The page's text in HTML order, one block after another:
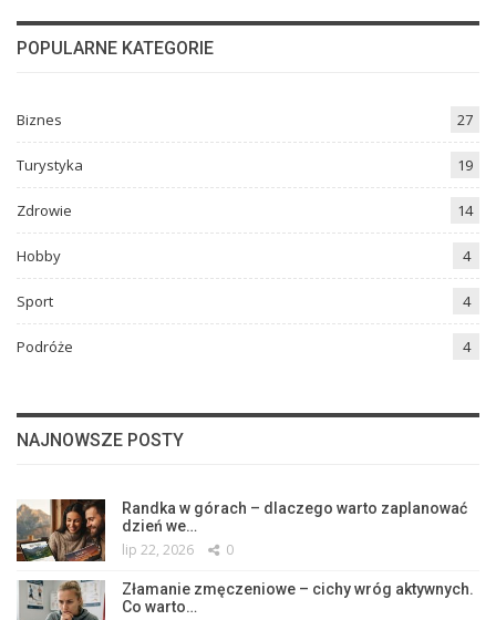
POPULARNE KATEGORIE
Biznes 27
Turystyka 19
Zdrowie 14
Hobby 4
Sport 4
Podróże 4
NAJNOWSZE POSTY
Randka w górach – dlaczego warto zaplanować
dzień we…
lip 22, 2026 0
Złamanie zmęczeniowe – cichy wróg aktywnych.
Co warto…